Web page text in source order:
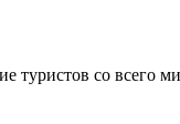
со всего